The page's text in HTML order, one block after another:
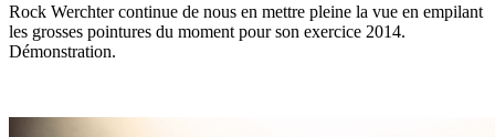
Rock Werchter continue de nous en mettre pleine la vue en empilant
les grosses pointures du moment pour son exercice 2014.
Démonstration.